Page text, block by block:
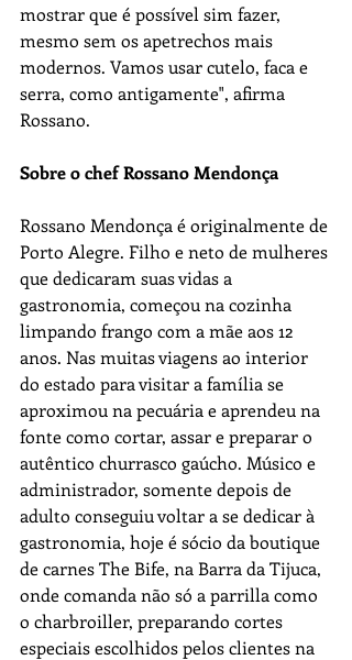
mostrar que é possível sim fazer,
mesmo sem os apetrechos mais
modernos. Vamos usar cutelo, faca e
serra, como antigamente", afirma
Rossano.
Sobre o chef Rossano Mendonça
Rossano Mendonça é originalmente de
Porto Alegre. Filho e neto de mulheres
que dedicaram suas vidas a
gastronomia, começou na cozinha
limpando frango com a mãe aos 12
anos. Nas muitas viagens ao interior
do estado para visitar a família se
aproximou na pecuária e aprendeu na
fonte como cortar, assar e preparar o
autêntico churrasco gaúcho. Músico e
administrador, somente depois de
adulto conseguiu voltar a se dedicar à
gastronomia, hoje é sócio da boutique
de carnes The Bife, na Barra da Tijuca,
onde comanda não só a parrilla como
o charbroiller, preparando cortes
especiais escolhidos pelos clientes na